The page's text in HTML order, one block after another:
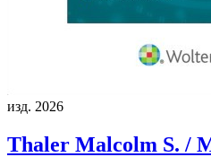
изд. 2026
Thaler Malcolm S. /